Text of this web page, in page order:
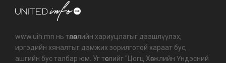
www.uih.mn нь төлөөллийн хариуцлагыг дээшлүүлэх,
иргэдийн хяналтыг дэмжих зорилготой хараат бус,
ашгийн бус талбар юм. Уг төслийг "Цогц Хөгжлийн Үндэсний